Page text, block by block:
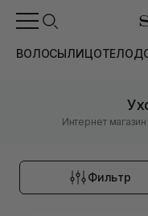
ВОЛОСЫЛИЦОТЕЛО
Интернет
Фильтр